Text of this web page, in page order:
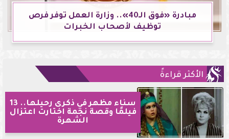
مبادرة «فوق الـ40».. وزارة العمل توفر فرص
توظيف لأصحاب الخبرات
الأكثر قراءةً
سناء مظهر في ذكرى رحيلها.. 13
فيلمًا وقصة نجمة اختارت اعتزال
الشهرة